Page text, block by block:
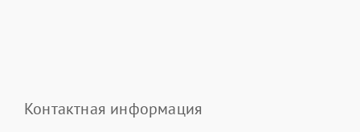
Контактная информация